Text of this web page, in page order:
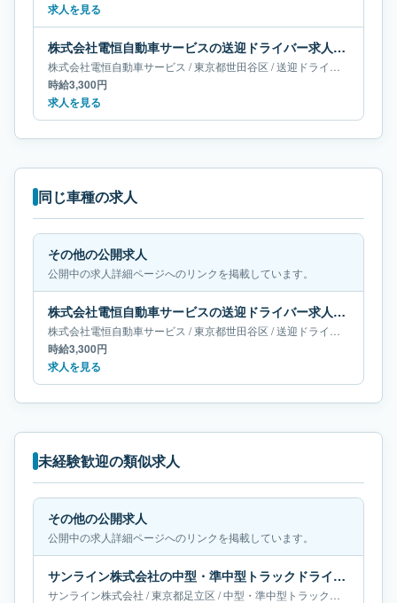
求人を見る
株式会社電恒自動車サービスの送迎ドライバー求人｜東京都世田谷区
株式会社電恒自動車サービス /東京都世田谷区 /送迎ドライバー
時給3,300円
求人を見る
同じ車種の求人
その他の公開求人
公開中の求人詳細ページへのリンクを掲載しています。
株式会社電恒自動車サービスの送迎ドライバー求人｜東京都世田谷区
株式会社電恒自動車サービス /東京都世田谷区 /送迎ドライバー
時給3,300円
求人を見る
未経験歓迎の類似求人
その他の公開求人
公開中の求人詳細ページへのリンクを掲載しています。
サンライン株式会社の中型・準中型トラックドライバー求人｜東京都足立区｜月給55万-65万円
サンライン株式会社 /東京都足立区 /中型・準中型トラックドライバー